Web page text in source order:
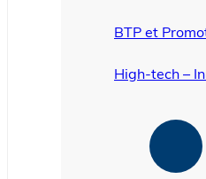
BTP et
High-tech –